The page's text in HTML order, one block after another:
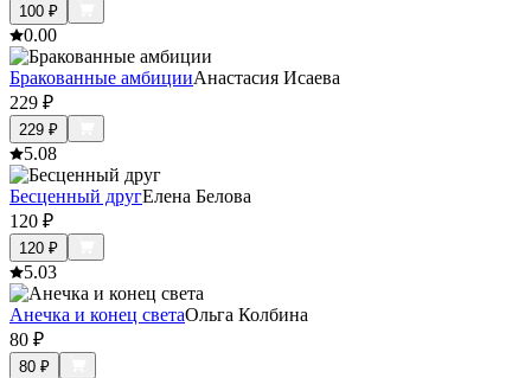
100 ₽
0.00
Бракованные амбицииАнастасия Исаева
229 ₽
229 ₽
5.08
Бесценный другЕлена Белова
120 ₽
120 ₽
5.03
Анечка и конец светаОльга Колбина
80 ₽
80 ₽